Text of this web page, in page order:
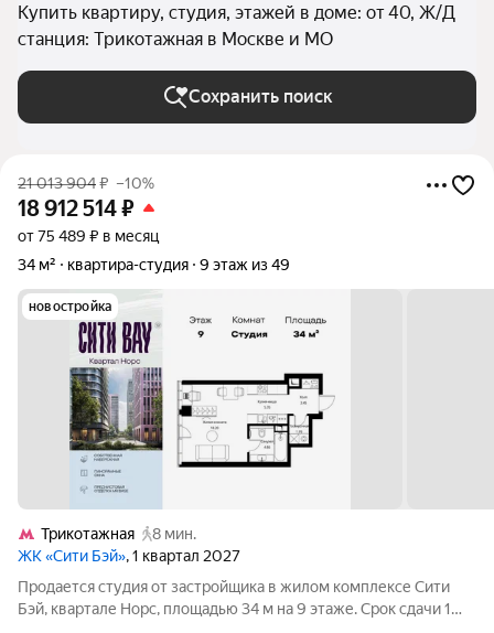
Купить квартиру, студия, этажей в доме: от 40, Ж/Д
станция: Трикотажная в Москве и МО
Сохранить поиск
21 013 904₽ –10%
18 912 514₽
от 75 489 ₽ в месяц
34 м²
квартира-студия 9 этаж из 49
новостройка
Трикотажная
8 мин.
ЖК «Сити Бэй», 1 квартал 2027
Продается студия от застройщика в жилом комплексе Сити
Бэй, квартале Норс, площадью 34 м на 9 этаже. Срок сдачи 1